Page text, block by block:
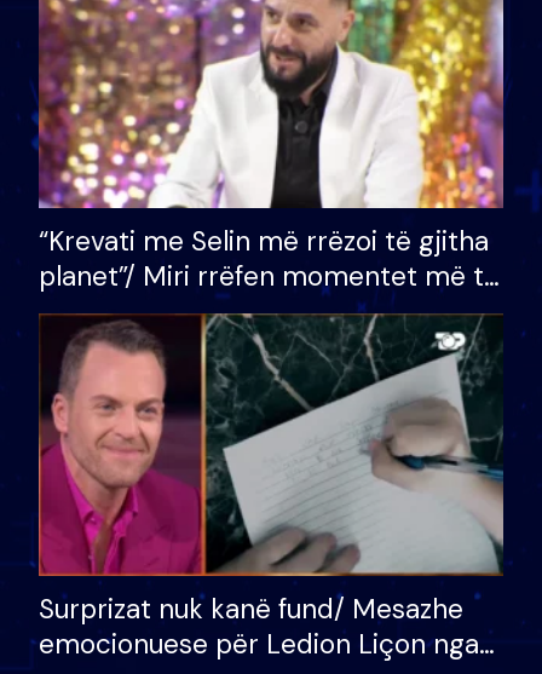
“Krevati me Selin më rrëzoi të gjitha
planet”/ Miri rrëfen momentet më të
bukura në shtëpinë e BB VIP: Do më
mungojë zilja e mëngjesit kur…
Surprizat nuk kanë fund/ Mesazhe
emocionuese për Ledion Liçon nga